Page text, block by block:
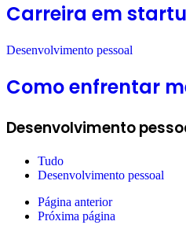
Carreira em
Desenvolvimento pessoal
Como enfrentar
Desenvolvimento
Tudo
Desenvolvimento pessoal
Página anterior
Próxima página